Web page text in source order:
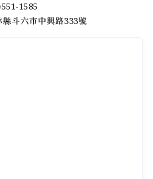
1585
斗六市中興路333號